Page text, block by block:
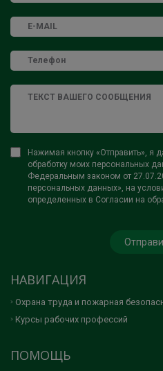
Нажимая кнопку «Отправить», я
обработку моих персональных
Федеральным законом от
персональных данных», на
определенных в Согласии на
НАВИГАЦИЯ
Охрана труда и пожарная
Курсы рабочих профессий
ПОМОЩЬ